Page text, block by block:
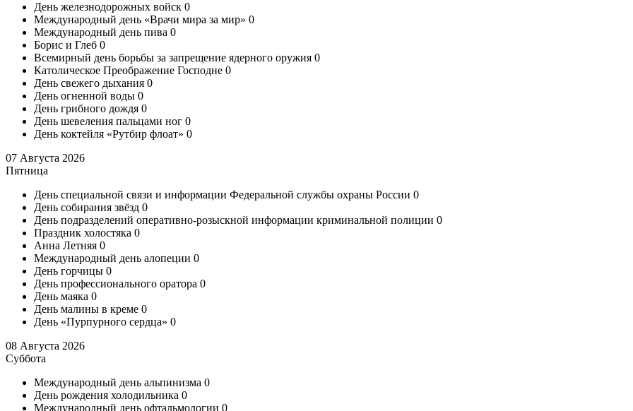
День железнодорожных войск 0
Международный день «Врачи мира за мир» 0
Международный день пива 0
Борис и Глеб 0
Всемирный день борьбы за запрещение ядерного оружия 0
Католическое Преображение Господне 0
День свежего дыхания 0
День огненной воды 0
День грибного дождя 0
День шевеления пальцами ног 0
День коктейля «Рутбир флоат» 0
07 Августа 2026
Пятница
День специальной связи и информации Федеральной службы охраны России 0
День собирания звёзд 0
День подразделений оперативно-розыскной информации криминальной полиции 0
Праздник холостяка 0
Анна Летняя 0
Международный день алопеции 0
День горчицы 0
День профессионального оратора 0
День маяка 0
День малины в креме 0
День «Пурпурного сердца» 0
08 Августа 2026
Суббота
Международный день альпинизма 0
День рождения холодильника 0
Международный день офтальмологии 0